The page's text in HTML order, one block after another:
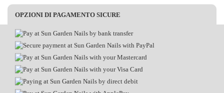
OPZIONI DI PAGAMENTO SICURE